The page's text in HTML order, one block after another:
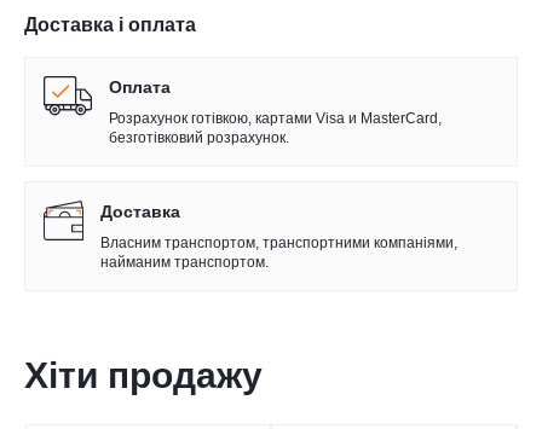
Доставка і оплата
Оплата
Розрахунок готівкою, картами Visa и MasterCard,
безготівковий розрахунок.
Доставка
Власним транспортом, транспортними компаніями,
найманим транспортом.
Хіти продажу